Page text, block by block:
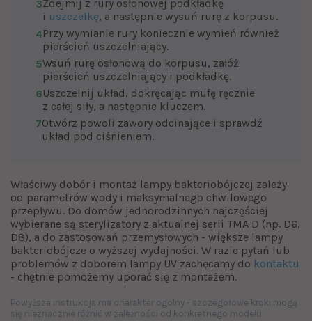
3Zdejmij z rury osłonowej podkładkę
i uszczelkę, a następnie wysuń rurę z korpusu.
4Przy wymianie rury koniecznie wymień również
pierścień uszczelniający.
5Wsuń rurę osłonową do korpusu, załóż
pierścień uszczelniający i podkładkę.
6Uszczelnij układ, dokręcając mufę ręcznie
z całej siły, a następnie kluczem.
7Otwórz powoli zawory odcinające i sprawdź
układ pod ciśnieniem.
Właściwy dobór i montaż lampy bakteriobójczej zależy
od parametrów wody i maksymalnego chwilowego
przepływu. Do domów jednorodzinnych najczęściej
wybierane są sterylizatory z aktualnej serii TMA D (np. D6,
D8), a do zastosowań przemysłowych - większe lampy
bakteriobójcze o wyższej wydajności. W razie pytań lub
problemów z doborem lampy UV zachęcamy do kontaktu
- chętnie pomożemy uporać się z montażem.
Powyższa instrukcja ma charakter ogólny - szczegółowe kroki mogą
się nieznacznie różnić w zależności od konkretnego modelu